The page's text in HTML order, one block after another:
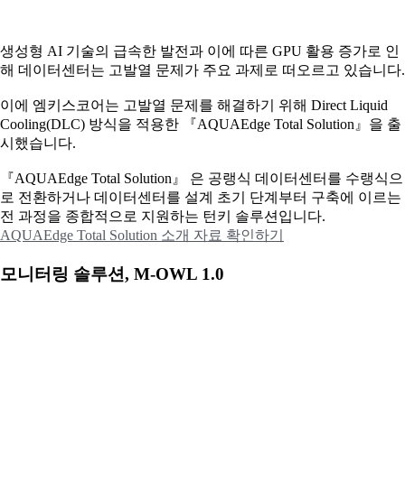
생성형 AI 기술의 급속한 발전과 이에 따른 GPU 활용 증가로 인
해 데이터센터는 고발열 문제가 주요 과제로 떠오르고 있습니다.
이에 엠키스코어는 고발열 문제를 해결하기 위해 Direct Liquid
Cooling(DLC) 방식을 적용한 『AQUAEdge Total Solution』을 출
시했습니다.
『AQUAEdge Total Solution』 은 공랭식 데이터센터를 수랭식으
로 전환하거나 데이터센터를 설계 초기 단계부터 구축에 이르는
전 과정을 종합적으로 지원하는 턴키 솔루션입니다.
AQUAEdge Total Solution 소개 자료 확인하기
모니터링 솔루션, M-OWL 1.0